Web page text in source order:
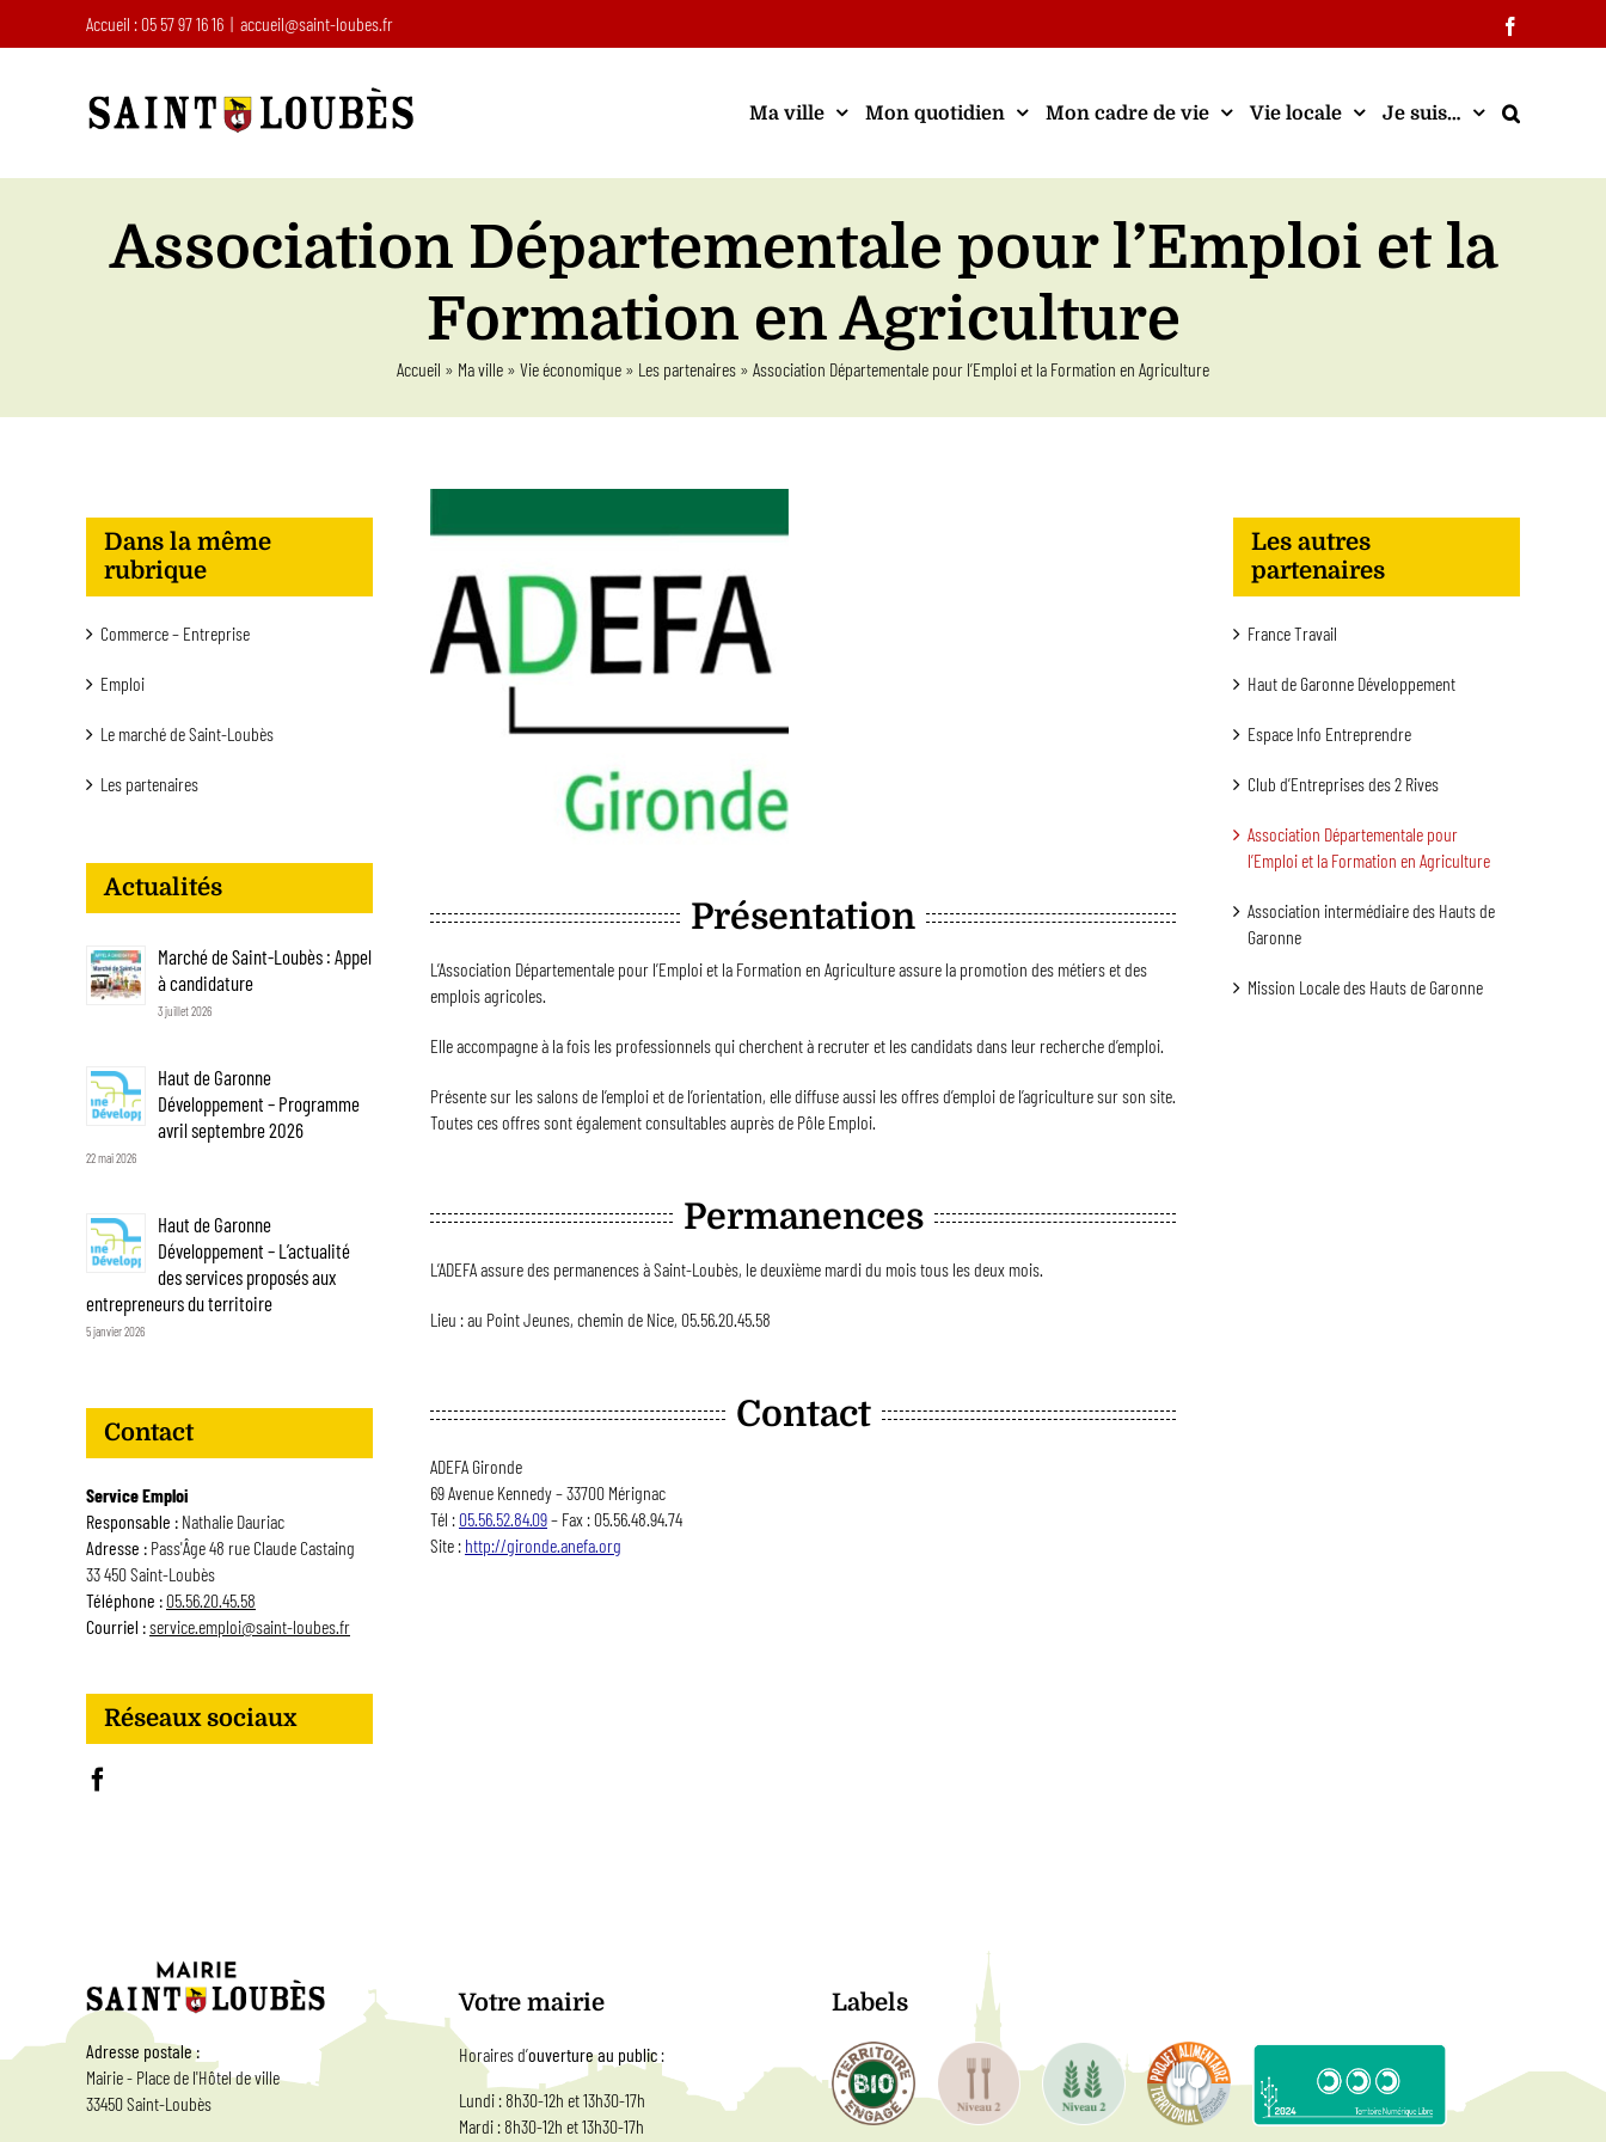
Accueil : 05 57 97 16 16 | accueil@saint-loubes.fr
Ma ville Mon quotidien Mon cadre de vie Vie locale Je suis…
Association Départementale pour l’Emploi et la
Formation en Agriculture
Accueil » Ma ville » Vie économique » Les partenaires » Association Départementale pour l’Emploi et la Formation en Agriculture
Présentation
L’Association Départementale pour l’Emploi et la Formation en Agriculture assure la promotion des métiers et des
emplois agricoles.
Elle accompagne à la fois les professionnels qui cherchent à recruter et les candidats dans leur recherche d’emploi.
Présente sur les salons de l’emploi et de l’orientation, elle diffuse aussi les offres d’emploi de l’agriculture sur son site.
Toutes ces offres sont également consultables auprès de Pôle Emploi.
Permanences
L’ADEFA assure des permanences à Saint-Loubès, le deuxième mardi du mois tous les deux mois.
Lieu : au Point Jeunes, chemin de Nice, 05.56.20.45.58
Contact
ADEFA Gironde
69 Avenue Kennedy – 33700 Mérignac
Tél :05.56.52.84.09– Fax : 05.56.48.94.74
Site : http://gironde.anefa.org
Dans la même
rubrique
Commerce – Entreprise
Emploi
Le marché de Saint-Loubès
Les partenaires
Actualités
Marché de Saint-Loubès : Appel
à candidature
3 juillet 2026
Haut de Garonne
Développement – Programme
avril septembre 2026
22 mai 2026
Haut de Garonne
Développement – L’actualité
des services proposés aux
entrepreneurs du territoire
5 janvier 2026
Contact
Service Emploi
Responsable : Nathalie Dauriac
Adresse : Pass'Âge 48 rue Claude Castaing
33 450 Saint-Loubès
Téléphone :05.56.20.45.58
Courriel :service.emploi@saint-loubes.fr
Réseaux sociaux
Les autres
partenaires
France Travail
Haut de Garonne Développement
Espace Info Entreprendre
Club d’Entreprises des 2 Rives
Association Départementale pour
l’Emploi et la Formation en Agriculture
Association intermédiaire des Hauts de
Garonne
Mission Locale des Hauts de Garonne
Adresse postale :
Mairie - Place de l'Hôtel de ville
33450 Saint-Loubès
Votre mairie
Horaires d’ouverture au public:
Lundi : 8h30-12h et 13h30-17h
Mardi : 8h30-12h et 13h30-17h
Labels